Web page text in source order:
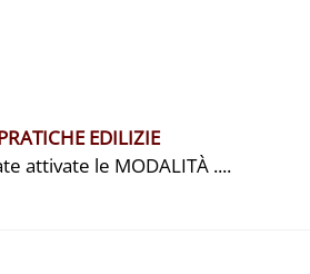
EDILIZIE
attivate le MODALITÀ ....